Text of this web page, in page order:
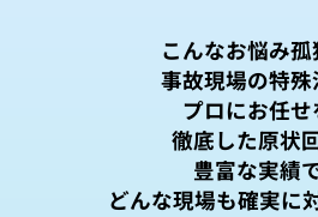
こんなお悩み孤
事故現場の特殊
プロにお任せ
徹底した原状
豊富な実績で
どんな現場も確実に